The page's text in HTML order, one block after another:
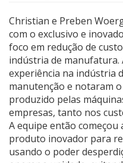
Christian e Preben
com o exclusivo e
foco em redução de
indústria de manufatura.
experiência na indústria
manutenção e notaram
produzido pelas
empresas, tanto nos
A equipe então
produto inovador para
usando o poder